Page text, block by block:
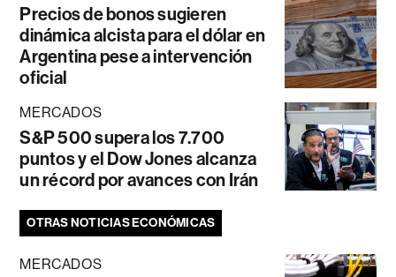
Precios de bonos sugieren
dinámica alcista para el dólar en
Argentina pese a intervención
oficial
MERCADOS
S&P 500 supera los 7.700
puntos y el Dow Jones alcanza
un récord por avances con Irán
OTRAS NOTICIAS ECONÓMICAS
MERCADOS